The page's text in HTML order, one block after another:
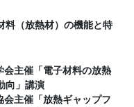
料（放熱材）の機能と特
主催「電子材料の放熱
向」講演
主催「放熱ギャップフ